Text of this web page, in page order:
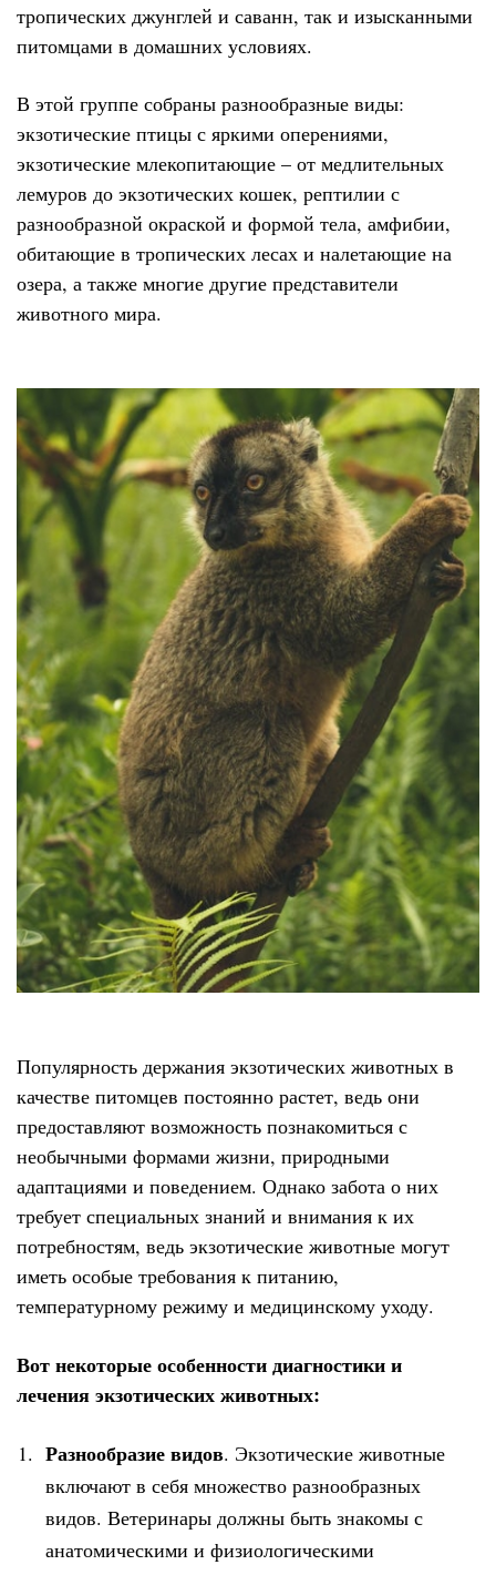
тропических джунглей и саванн, так и изысканными
питомцами в домашних условиях.
В этой группе собраны разнообразные виды:
экзотические птицы с яркими оперениями,
экзотические млекопитающие – от медлительных
лемуров до экзотических кошек, рептилии с
разнообразной окраской и формой тела, амфибии,
обитающие в тропических лесах и налетающие на
озера, а также многие другие представители
животного мира.
Популярность держания экзотических животных в
качестве питомцев постоянно растет, ведь они
предоставляют возможность познакомиться с
необычными формами жизни, природными
адаптациями и поведением. Однако забота о них
требует специальных знаний и внимания к их
потребностям, ведь экзотические животные могут
иметь особые требования к питанию,
температурному режиму и медицинскому уходу.
Вот некоторые особенности диагностики и
лечения экзотических животных:
Разнообразие видов. Экзотические животные
включают в себя множество разнообразных
видов. Ветеринары должны быть знакомы с
анатомическими и физиологическими